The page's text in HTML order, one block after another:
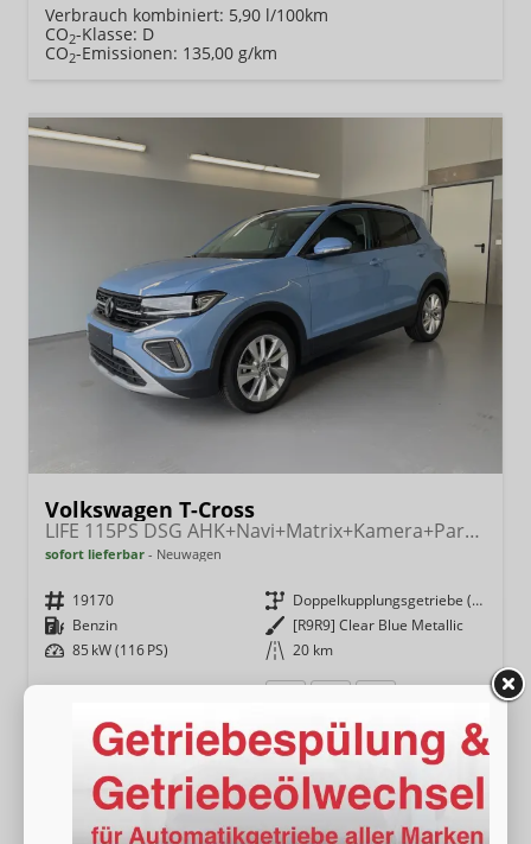
Verbrauch kombiniert: 5,90 l/100km
CO2-Klasse: D
CO2-Emissionen: 135,00 g/km
Volkswagen T-Cross
LIFE 115PS DSG AHK+Navi+Matrix+Kamera+Parklenk+Alu17+App-Connect
sofort lieferbar Neuwagen
Fahrzeugnr. 19170 Getriebe
Doppelkupplungsgetriebe (DSG)
Kraftstoff Benzin Außenfarbe [R9R9] Clear Blue Metallic
Leistung 85 kW (116 PS) Kilometerstand 20 km
28.490,– € Fahrzeug parken
Verbrauch kombiniert:5,90 l/100km
-Klasse: D
-Emissionen:135,00 g/km